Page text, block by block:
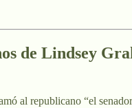
de Lindsey
al republicano “el